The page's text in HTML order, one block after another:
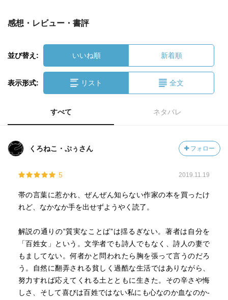
感想・レビュー・書評
並び替え: いいね順 新着順
表示形式: リスト 全文
すべて ネタバレ
くろねこ・ぷぅさん フォロー
5 2019.11.19
帯の言葉に惹かれ、ぜんぜん知らない作家の本を買ったけ
れど、なかなか手を出せずようやく読了。
解説の通りの”質実なことば”は揺るぎない。著者は自分を
「百姓女」という。文学者でも詩人でもなく、詩人の妻で
もましてない。何者かと問われたら胸を張って言うのだろ
う。自然に翻弄される貧しく過酷な生活ではありながら、
努力すれば応えてくれる土とともに生きた。その辛さや悔
しさ、そして喜びは百姓ではない私にも心なのか血なのか-